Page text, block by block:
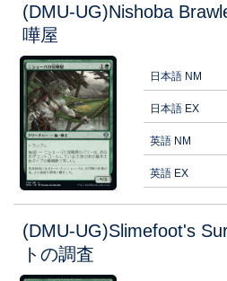
(DMU-UG)Nishoba
嘩屋
日本語 NM
日本語 EX
英語 NM
英語 EX
(DMU-UG)Slimefoot's
トの調査